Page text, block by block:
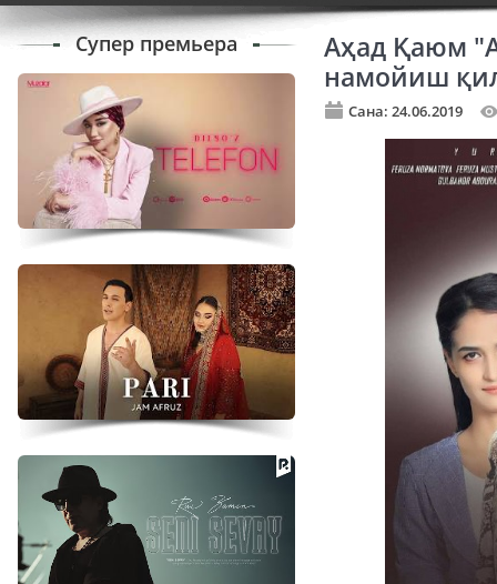
Аҳад Қаюм
намойиш
Сана: 24.06.2019
Супер премьера